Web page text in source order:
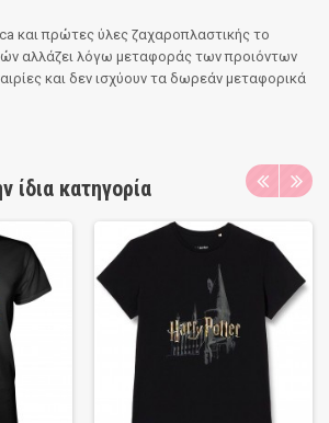
και πρώτες ύλες ζαχαροπλαστικής το
αλλάζει λόγω μεταφοράς των προιόντων
και δεν ισχύουν τα δωρεάν μεταφορικά
ίδια κατηγορία